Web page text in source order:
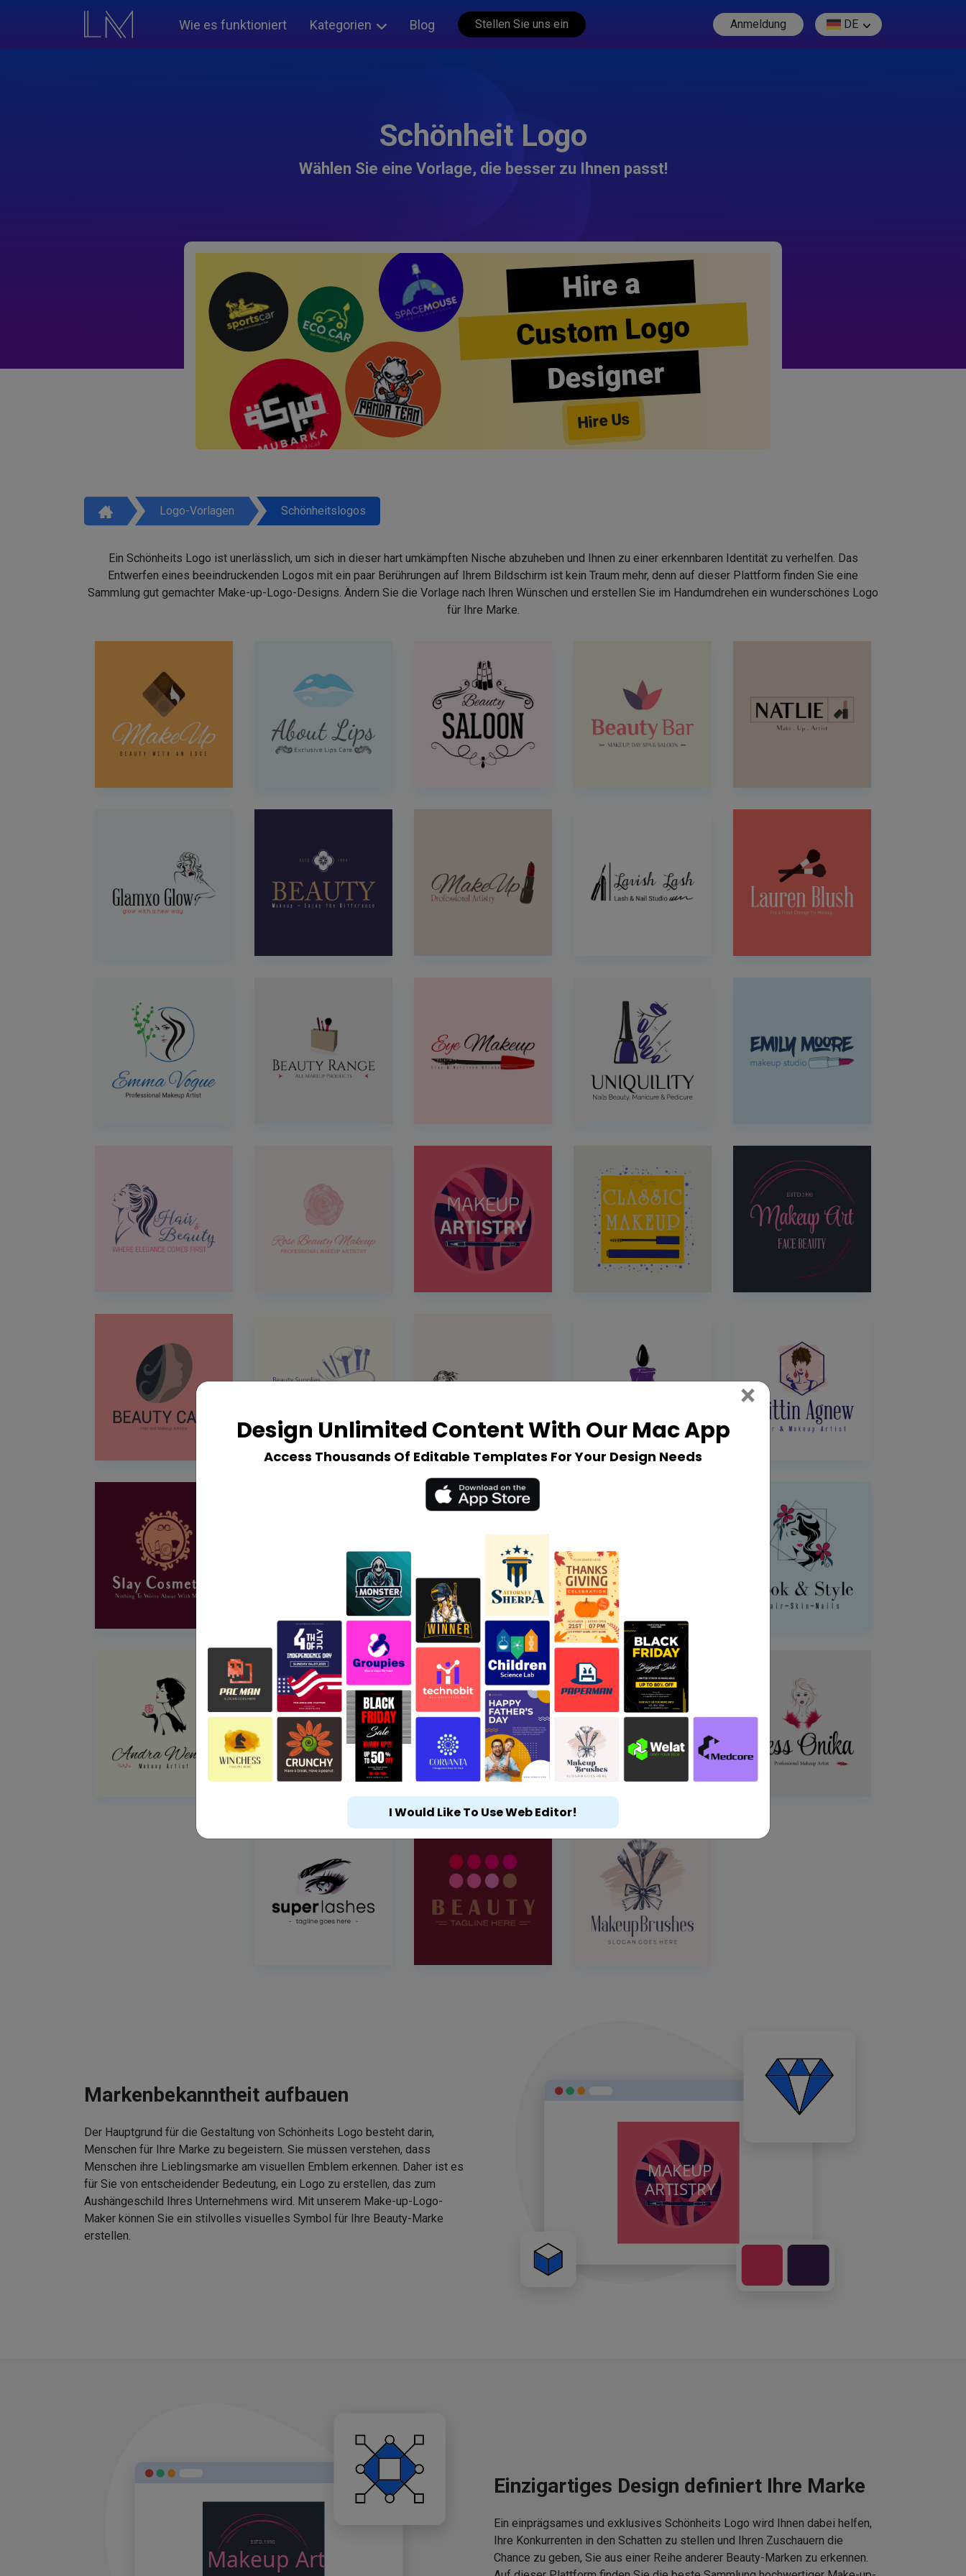
Wie es funktioniert Kategorien Blog Stellen Sie uns ein Anmeldung DE
Schönheit Logo
Wählen Sie eine Vorlage, die besser zu Ihnen passt!
Hire a
Custom Logo
Designer
Hire Us
Logo-Vorlagen Schönheitslogos
Ein Schönheits Logo ist unerlässlich, um sich in dieser hart umkämpften Nische abzuheben und Ihnen zu einer erkennbaren Identität zu verhelfen. Das
Entwerfen eines beeindruckenden Logos mit ein paar Berührungen auf Ihrem Bildschirm ist kein Traum mehr, denn auf dieser Plattform finden Sie eine
Sammlung gut gemachter Make-up-Logo-Designs. Ändern Sie die Vorlage nach Ihren Wünschen und erstellen Sie im Handumdrehen ein wunderschönes Logo
für Ihre Marke.
Markenbekanntheit aufbauen
Der Hauptgrund für die Gestaltung von Schönheits Logo besteht darin,
Menschen für Ihre Marke zu begeistern. Sie müssen verstehen, dass
Menschen ihre Lieblingsmarke am visuellen Emblem erkennen. Daher ist es
für Sie von entscheidender Bedeutung, ein Logo zu erstellen, das zum
Aushängeschild Ihres Unternehmens wird. Mit unserem Make-up-Logo-
Maker können Sie ein stilvolles visuelles Symbol für Ihre Beauty-Marke
erstellen.
Einzigartiges Design definiert Ihre Marke
Ein einprägsames und exklusives Schönheits Logo wird Ihnen dabei helfen,
Ihre Konkurrenten in den Schatten zu stellen und Ihren Zuschauern die
Chance zu geben, Sie aus einer Reihe anderer Beauty-Marken zu erkennen.
Design Unlimited Content With Our Mac App
Access Thousands Of Editable Templates For Your Design Needs
× Close
I Would Like To Use Web Editor!